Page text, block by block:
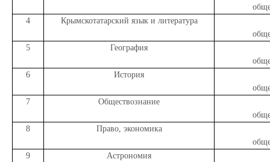
4
Крымскотатарский язык и литература
5
География
6
История
7
Обществознание
8
Право, экономика
9
Астрономия